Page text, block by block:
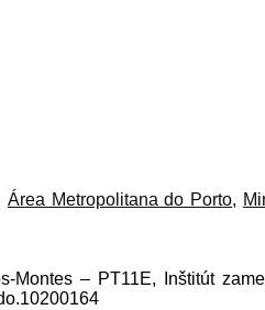
Área Metropolitana do Porto,
– PT11E, Inštitút